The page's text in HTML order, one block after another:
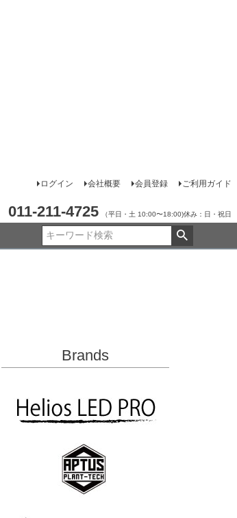
ログイン 会社概要 会員登録 ご利用ガイド
011-211-4725 （平日・土 10:00〜18:00)休み：日・祝日
Brands